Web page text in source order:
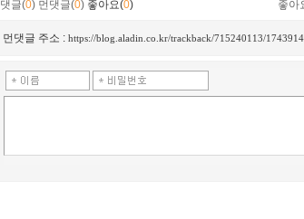
댓글(0) 먼댓글(0) 좋아요(0) 좋아
먼댓글 주소 : https://blog.aladin.co.kr/trackback/715240113/